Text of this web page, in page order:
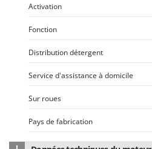
Smeg
Snapper
Solidur
Spice Electronics
Spiralmac
Spring Protezione
Spyro
Stanley
Activation
Fonction
Distribution détergent
Service d'assistance à domicile
Sur roues
Pays de fabrication